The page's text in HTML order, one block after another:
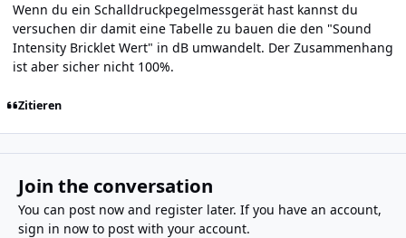
Wenn du ein Schalldruckpegelmessgerät hast kannst du
versuchen dir damit eine Tabelle zu bauen die den "Sound
Intensity Bricklet Wert" in dB umwandelt. Der Zusammenhang
ist aber sicher nicht 100%.
Zitieren
Join the conversation
You can post now and register later. If you have an account,
sign in nowto post with your account.